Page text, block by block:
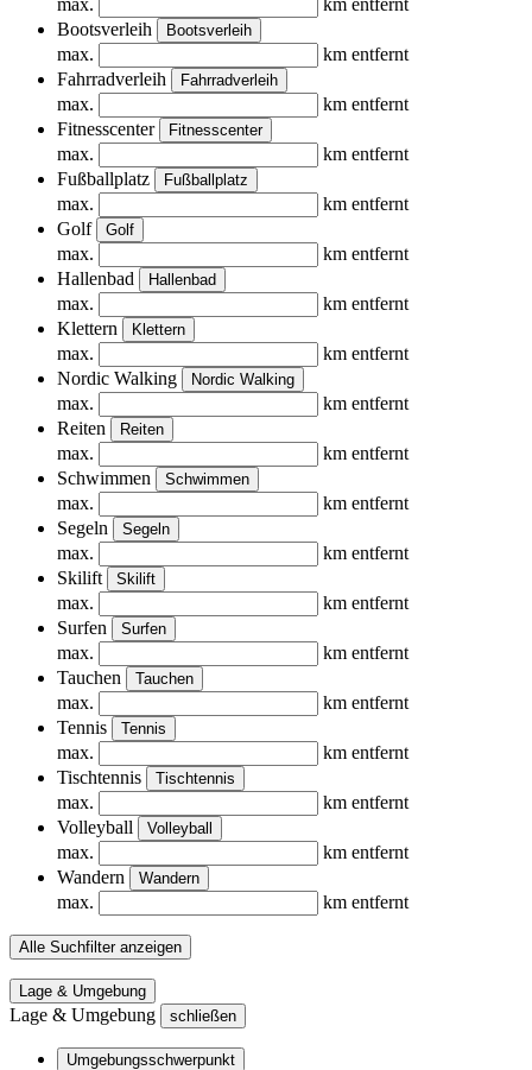
Bootsverleih
Bootsverleih
max.
km entfernt
Fahrradverleih
Fahrradverleih
max.
km entfernt
Fitnesscenter
Fitnesscenter
max.
km entfernt
Fußballplatz
Fußballplatz
max.
km entfernt
Golf
Golf
max.
km entfernt
Hallenbad
Hallenbad
max.
km entfernt
Klettern
Klettern
max.
km entfernt
Nordic Walking
Nordic Walking
max.
km entfernt
Reiten
Reiten
max.
km entfernt
Schwimmen
Schwimmen
max.
km entfernt
Segeln
Segeln
max.
km entfernt
Skilift
Skilift
max.
km entfernt
Surfen
Surfen
max.
km entfernt
Tauchen
Tauchen
max.
km entfernt
Tennis
Tennis
max.
km entfernt
Tischtennis
Tischtennis
max.
km entfernt
Volleyball
Volleyball
max.
km entfernt
Wandern
Wandern
max. km entfernt
Alle Suchfilter anzeigen
Lage & Umgebung
Lage & Umgebung schließen
Umgebungsschwerpunkt